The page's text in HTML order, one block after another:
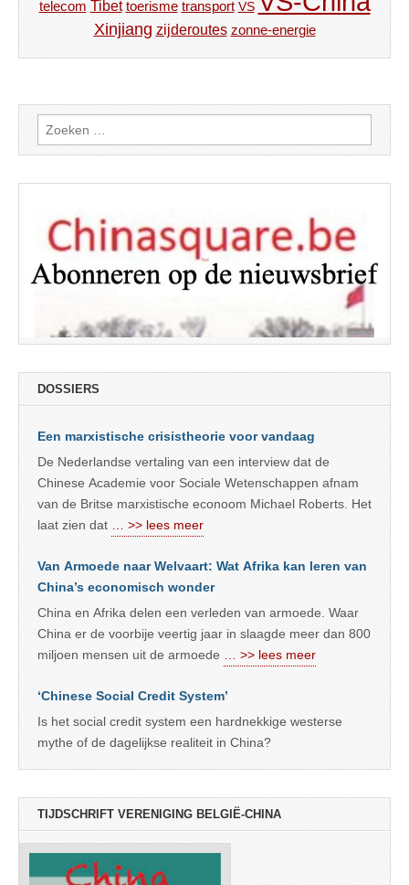
telecom Tibet toerisme transport VS
Xinjiang zijderoutes zonne-energie
Zoeken
naar:
DOSSIERS
Een marxistische crisistheorie voor vandaag
De Nederlandse vertaling van een interview dat de
Chinese Academie voor Sociale Wetenschappen afnam
van de Britse marxistische econoom Michael Roberts. Het
laat zien dat
… >> lees meer
Van Armoede naar Welvaart: Wat Afrika kan leren van
China’s economisch wonder
China en Afrika delen een verleden van armoede. Waar
China er de voorbije veertig jaar in slaagde meer dan 800
miljoen mensen uit de armoede
… >> lees meer
‘Chinese Social Credit System’
Is het social credit system een hardnekkige westerse
mythe of de dagelijkse realiteit in China?
TIJDSCHRIFT VERENIGING BELGIË-CHINA